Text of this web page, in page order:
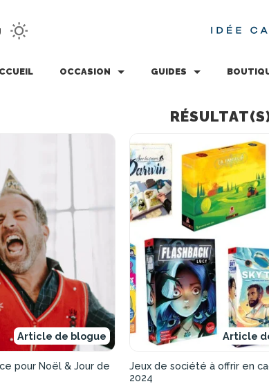
OCCASION GUIDES
Article de blogue
pour Noël & Jour de
Article
Jeux de société à offrir en
2024